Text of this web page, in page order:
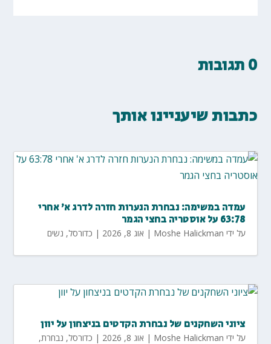
0 תגובות
כתבות שיעניינו אותך
עמדה במשימה: נבחרת הנערות חזרה לדרג א' אחרי
63:78 על אוסטריה בחצי הגמר
על ידי Moshe Halickman
| אוג 8, 2026 | כדורסל, נשים
ציוני השחקנים של נבחרת הקדטים בניצחון על יוון
על ידי Moshe Halickman
| אוג 8, 2026 | כדורסל, נבחרת,